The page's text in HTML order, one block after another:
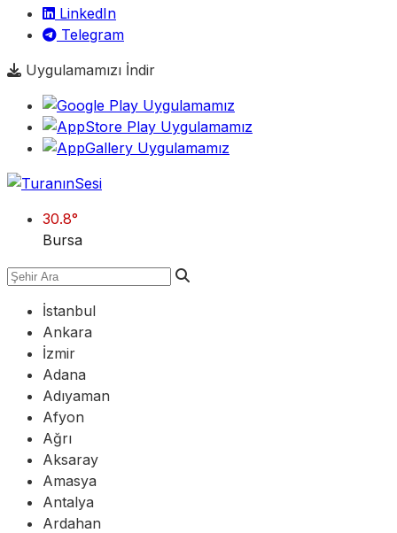
LinkedIn
Telegram
Uygulamamızı İndir
30.8°
Bursa
İstanbul
Ankara
İzmir
Adana
Adıyaman
Afyon
Ağrı
Aksaray
Amasya
Antalya
Ardahan